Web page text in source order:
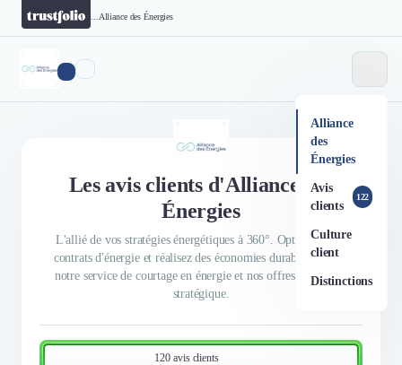
Alliance des Énergies
Alliance
des
Énergies
Avis
clients
122
Culture
client
Distinctions
Les avis clients d'Alliance des
Énergies
L'allié de vos stratégies énergétiques à 360°. Optimisez vos
contrats d'énergie et réalisez des économies durables grâce à
notre service de courtage en énergie et nos offres de conseil
stratégique.
120 avis clients